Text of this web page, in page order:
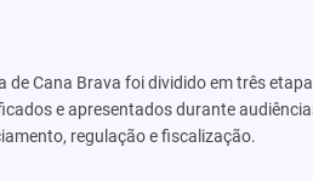
de Cana Brava foi dividido em três
e apresentados durante
regulação e fiscalização.